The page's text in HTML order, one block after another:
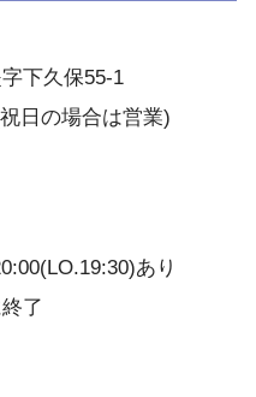
下久保55-1
日の場合は営業)
あり
了